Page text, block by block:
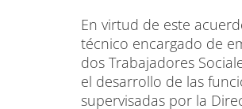
En virtud de este
técnico encargado de
dos Trabajadores
el desarrollo de las
supervisadas por la